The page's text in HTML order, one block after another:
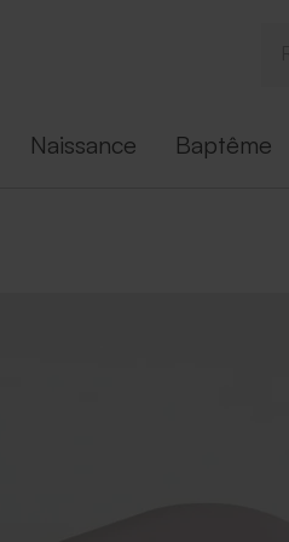
Naissance Baptême